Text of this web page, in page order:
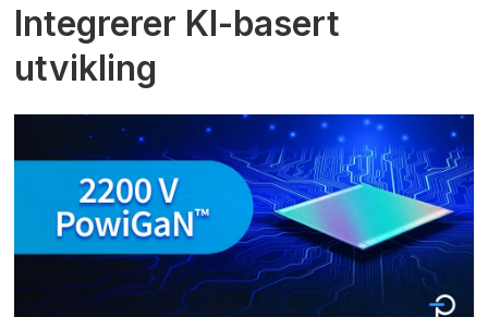
Integrerer KI-basert
utvikling